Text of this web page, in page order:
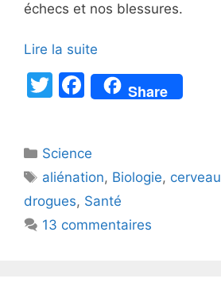
échecs et nos blessures.
Lire la suite
T
er
F
a
e
b
o
o
Share
Catégories
Science
Étiquettes
aliénation, Biologie, cerveau
drogues, Santé
13 commentaires